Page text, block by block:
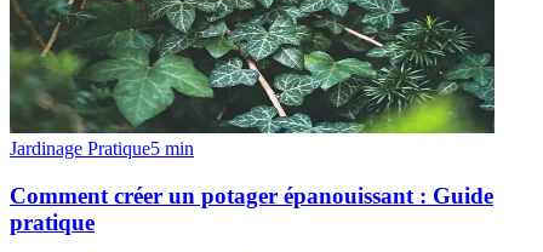
Jardinage Pratique5 min
Comment créer un potager épanouissant : Guide
pratique